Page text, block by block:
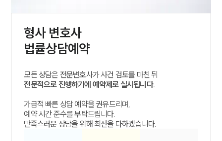
형사변호사
법률상담예약
모든 상담은 전문변호사가 사건 검토를 마친 뒤
전문적으로 진행하기에 예약제로 실시됩니다.
가급적 빠른 상담 예약을 권유드리며,
예약 시간 준수를 부탁드립니다.
만족스러운 상담을 위해 최선을 다하겠습니다.